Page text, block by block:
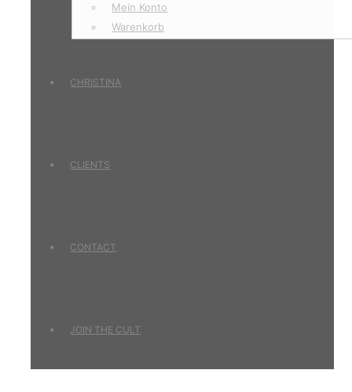
Mein Konto
Warenkorb
CHRISTINA
CLIENTS
CONTACT
JOIN THE CULT